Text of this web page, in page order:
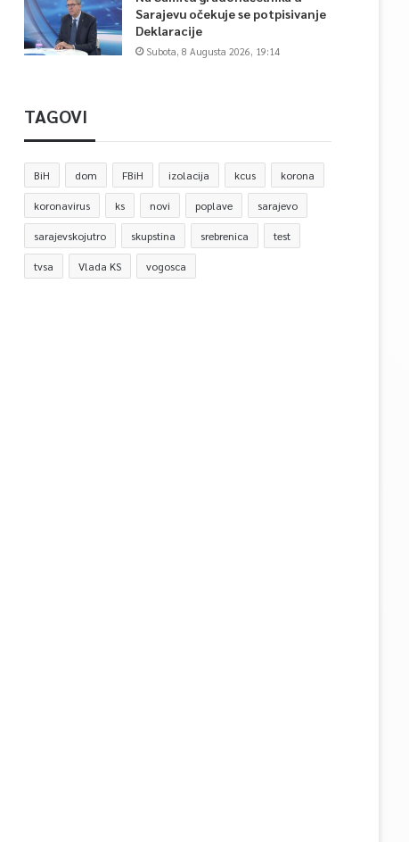
Sarajevu očekuje se potpisivanje
Deklaracije
Subota, 8 Augusta 2026, 19:14
TAGOVI
BiH dom FBiH izolacija kcus korona
koronavirus ks novi poplave sarajevo
sarajevskojutro skupstina srebrenica test
tvsa Vlada KS vogosca